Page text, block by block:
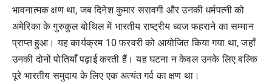
भावनात्मक क्षण था,जब दिनेश कुमार सरावगी और उनकी धर्मपत्नी को
अमेरिका के गुरुकुल बोथिल में भारतीय राष्ट्रीय ध्वज फहराने का सम्मान
प्राप्त हुआ। यह कार्यक्रम 10फरवरी को आयोजित किया गया था,जहाँ
उनकी दोनों पोतियाँ पढ़ाई करती हैं। यह घटना न केवल उनके लिए बल्कि
पूरे भारतीय समुदाय के लिए एक अत्यंत गर्व का क्षण था।